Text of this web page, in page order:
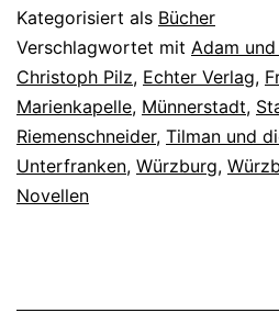
Kategorisiert als Bücher
Verschlagwortet mit Adam und
Christoph Pilz, Echter Verlag,
Marienkapelle, Münnerstadt,
Riemenschneider, Tilman und
Unterfranken, Würzburg,
Novellen